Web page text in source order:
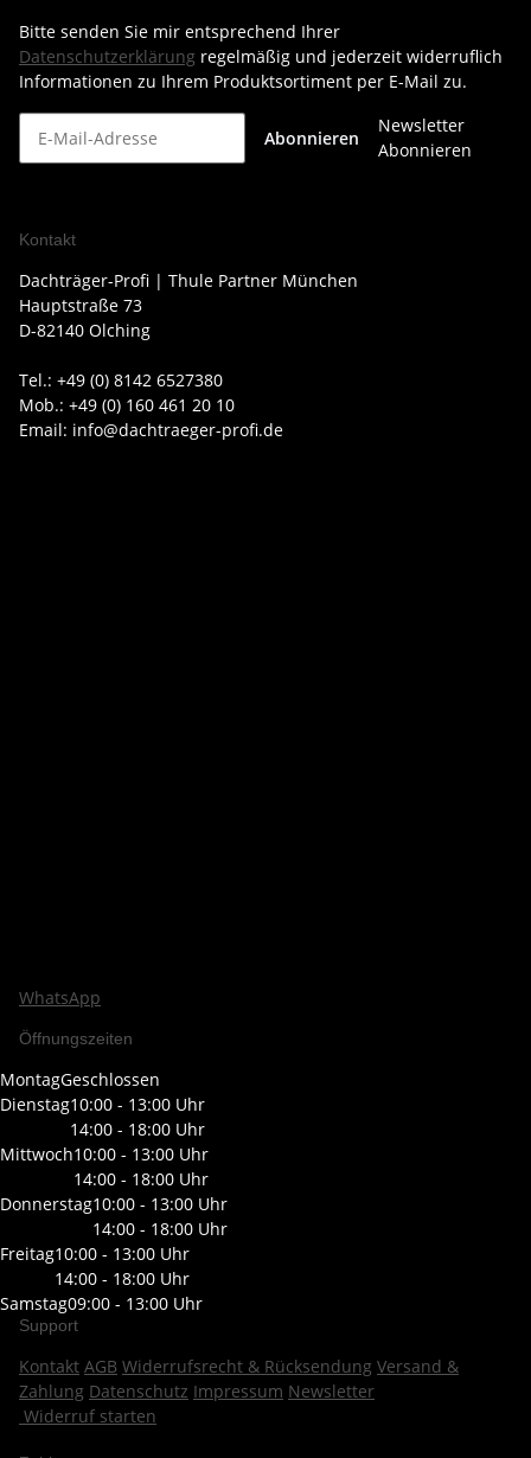
Bitte senden Sie mir entsprechend Ihrer
Datenschutzerklärung regelmäßig und jederzeit widerruflich
Informationen zu Ihrem Produktsortiment per E-Mail zu.
Abonnieren
Newsletter
Abonnieren
Kontakt
Dachträger-Profi | Thule Partner München
Hauptstraße 73
D-82140 Olching
Tel.: +49 (0) 8142 6527380
Mob.: +49 (0) 160 461 20 10
Email: info@dachtraeger-profi.de
WhatsApp
Öffnungszeiten
MontagGeschlossen
Dienstag10:00 - 13:00 Uhr
14:00 - 18:00 Uhr
Mittwoch10:00 - 13:00 Uhr
14:00 - 18:00 Uhr
Donnerstag10:00 - 13:00 Uhr
14:00 - 18:00 Uhr
Freitag10:00 - 13:00 Uhr
14:00 - 18:00 Uhr
Samstag09:00 - 13:00 Uhr
Support
Kontakt AGB Widerrufsrecht & Rücksendung Versand &
Zahlung Datenschutz Impressum Newsletter
Widerruf starten